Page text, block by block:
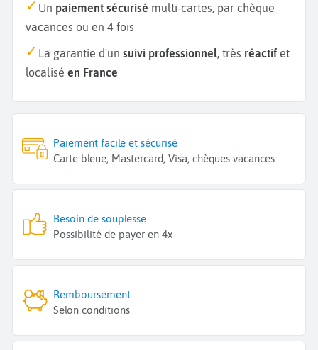
Un paiement sécurisé multi-cartes, par chèque
vacances ou en 4 fois
La garantie d'un suivi professionnel, très réactif et
localisé en France
Paiement facile et sécurisé
Carte bleue, Mastercard, Visa, chèques vacances
Besoin de souplesse
Possibilité de payer en 4x
Remboursement
Selon conditions